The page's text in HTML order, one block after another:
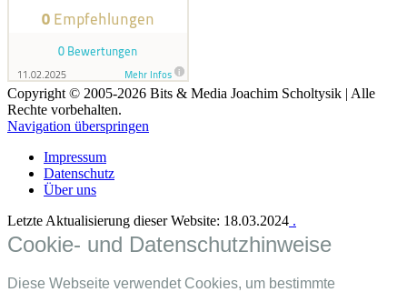
Copyright © 2005-2026 Bits & Media Joachim Scholtysik | Alle
Rechte vorbehalten.
Navigation überspringen
Impressum
Datenschutz
Über uns
Letzte Aktualisierung dieser Website: 18.03.2024 .
Cookie- und Datenschutzhinweise
Diese Webseite verwendet Cookies, um bestimmte